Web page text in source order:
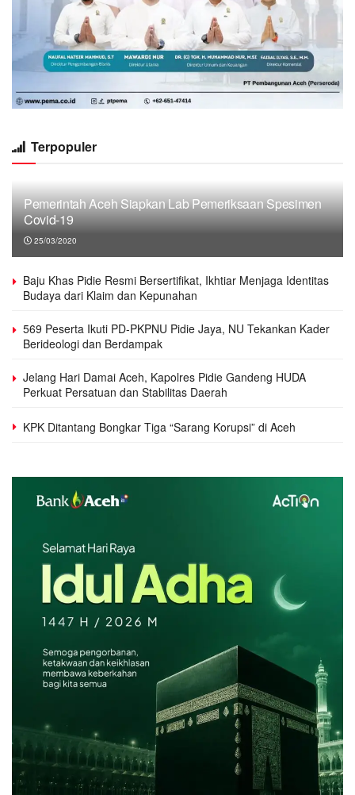
Terpopuler
Pemerintah Aceh Siapkan Lab Pemeriksaan Spesimen
Covid-19
25/03/2020
Baju Khas Pidie Resmi Bersertifikat, Ikhtiar Menjaga Identitas
Budaya dari Klaim dan Kepunahan
569 Peserta Ikuti PD-PKPNU Pidie Jaya, NU Tekankan Kader
Berideologi dan Berdampak
Jelang Hari Damai Aceh, Kapolres Pidie Gandeng HUDA
Perkuat Persatuan dan Stabilitas Daerah
KPK Ditantang Bongkar Tiga “Sarang Korupsi” di Aceh